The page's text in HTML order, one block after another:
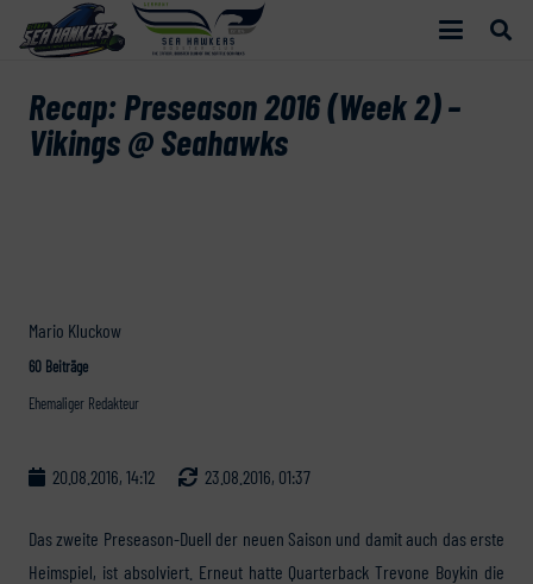
Mario Kluckow
60 Beiträge
Ehemaliger Redakteur
Recap: Preseason 2016 (Week 2) –
Vikings @ Seahawks
20.08.2016, 14:12 23.08.2016, 01:37
Das zweite Preseason-Duell der neuen Saison und damit auch das erste
Heimspiel, ist absolviert. Erneut hatte Quarterback Trevone Boykin die